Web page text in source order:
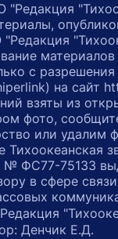
"Редакция
с
на сайт
взяты из
фото,
или удалим
Тихоокеанская
№ ФС77-75133
в сфере
Денчик Е.Д.